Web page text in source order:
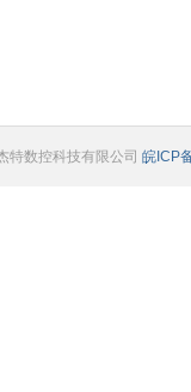
数控科技有限公司 皖ICP